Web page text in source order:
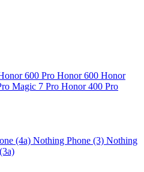
600 Pro Honor 600 Honor
Magic 7 Pro Honor 400 Pro
(4a) Nothing Phone (3) Nothing